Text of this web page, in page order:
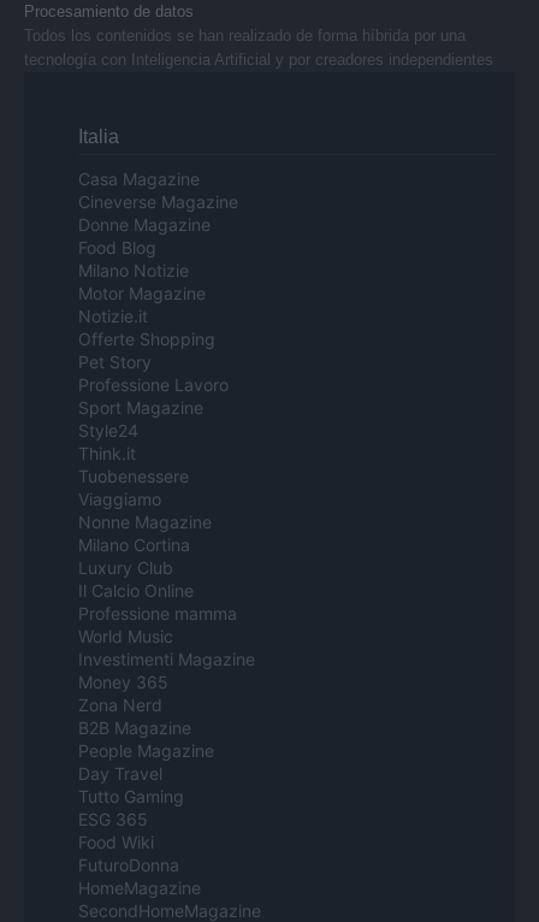
Procesamiento de datos
Todos los contenidos se han realizado de forma híbrida por una
tecnología con Inteligencia Artificial y por creadores independientes
Italia
Casa Magazine
Cineverse Magazine
Donne Magazine
Food Blog
Milano Notizie
Motor Magazine
Notizie.it
Offerte Shopping
Pet Story
Professione Lavoro
Sport Magazine
Style24
Think.it
Tuobenessere
Viaggiamo
Nonne Magazine
Milano Cortina
Luxury Club
Il Calcio Online
Professione mamma
World Music
Investimenti Magazine
Money 365
Zona Nerd
B2B Magazine
People Magazine
Day Travel
Tutto Gaming
ESG 365
Food Wiki
FuturoDonna
HomeMagazine
SecondHomeMagazine